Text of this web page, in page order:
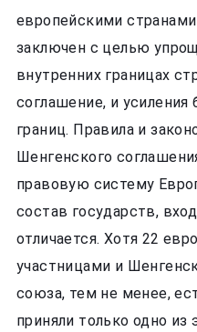
европейскими
заключен с целью
внутренних границах
соглашение, и
границ. Правила и
Шенгенского
правовую систему
состав государств,
отличается. Хотя 22
участницами и
союза, тем не менее,
приняли только одно из